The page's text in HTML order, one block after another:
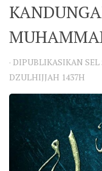
· DIPUBLIKASIKAN
DZULHIJJAH 1437H